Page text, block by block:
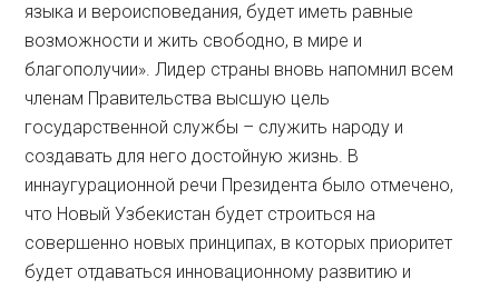
языка и вероисповедания, будет иметь равные
возможности и жить свободно, в мире и
благополучии». Лидер страны вновь напомнил всем
членам Правительства высшую цель
государственной службы – служить народу и
создавать для него достойную жизнь. В
иннаугурационной речи Президента было отмечено,
что Новый Узбекистан будет строиться на
совершенно новых принципах, в которых приоритет
будет отдаваться инновационному развитию и